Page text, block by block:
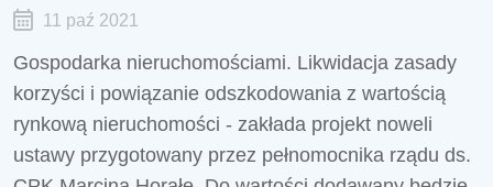
11 paź 2021
Gospodarka nieruchomościami. Likwidacja zasady
korzyści i powiązanie odszkodowania z wartością
rynkową nieruchomości - zakłada projekt noweli
ustawy przygotowany przez pełnomocnika rządu ds.